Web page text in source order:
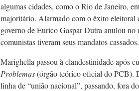
algumas cidades, como o Rio de Janeiro,
majoritário. Alarmado com o êxito eleitoral
governo de Eurico Gaspar Dutra anulou
comunistas tiveram seus mandatos cassados.
Marighella passou à clandestinidade após
Problemas(órgão teórico oficial do PCB).
linha de “união nacional”, passando, fora